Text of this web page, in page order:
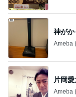
神が
Ameba
片岡
Ameba